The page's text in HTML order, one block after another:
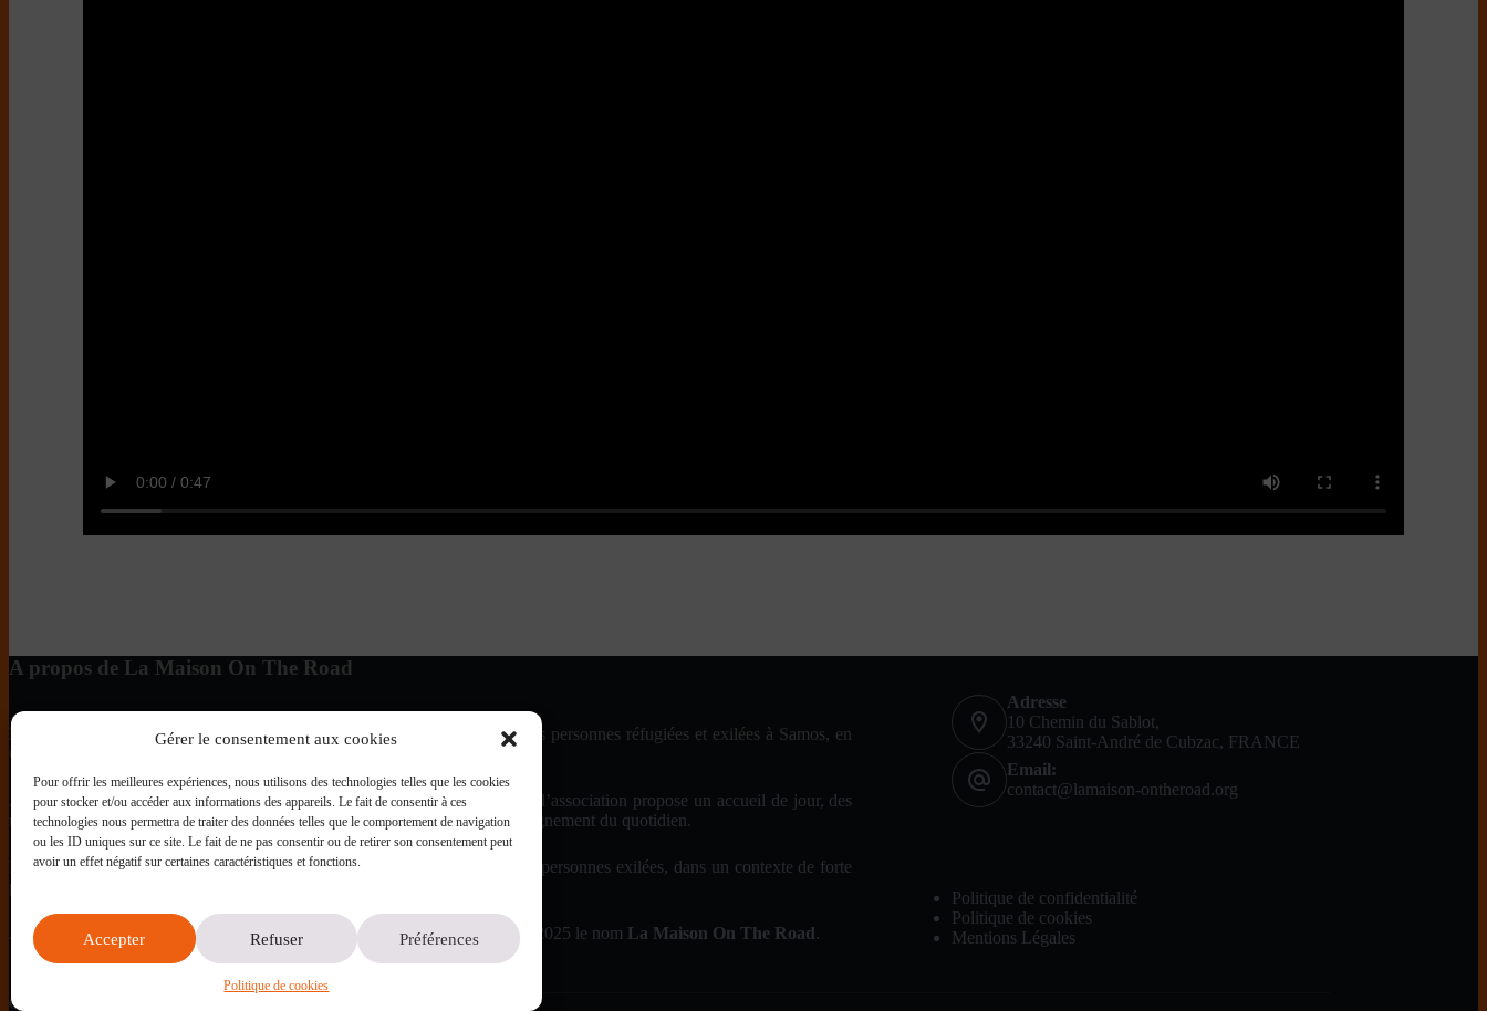
Gérer le consentement aux cookies
Pour offrir les meilleures expériences, nous utilisons des technologies telles que les cookies
pour stocker et/ou accéder aux informations des appareils. Le fait de consentir à ces
technologies nous permettra de traiter des données telles que le comportement de navigation
ou les ID uniques sur ce site. Le fait de ne pas consentir ou de retirer son consentement peut
avoir un effet négatif sur certaines caractéristiques et fonctions.
Accepter Refuser Préférences
Politique de cookies
A propos de La Maison On The Road
La Maison On The Roadest une association loi 1901 engagée auprès des personnes réfugiées et exilées à Samos, en
Grèce.
À traversLa Maison de Samos, halte de jour située à proximité du camp, l’association propose un accueil de jour, des
repas, des activités socio-culturelles, un soutien psychosocial et un accompagnement du quotidien.
Notre action vise à offrir un espace de répit, de solidarité et de dignité aux personnes exilées, dans un contexte de forte
précarité aux portes de l’Europe..
AnciennementAASIA On The Road, l’association a adopté en novembre 2025 le nom La Maison On The Road.
Adresse
10 Chemin du Sablot,
33240 Saint-André de Cubzac, FRANCE
Email:
contact@lamaison-ontheroad.org
Politique de confidentialité
Politique de cookies
Mentions Légales
Copyright © 2026 - Thème WordPress par